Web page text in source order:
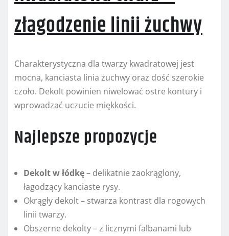
złagodzenie linii żuchwy
Charakterystyczna dla twarzy kwadratowej jest
mocna, kanciasta linia żuchwy oraz dość szerokie
czoło. Dekolt powinien niwelować ostre kontury i
wprowadzać uczucie miękkości.
Najlepsze propozycje
Dekolt w łódkę– delikatnie zaokrąglony,
łagodzący kanciaste rysy.
Okrągły dekolt – stwarza kontrast dla rogowych
linii twarzy.
Obszerne dekolty – z licznymi falbanami lub